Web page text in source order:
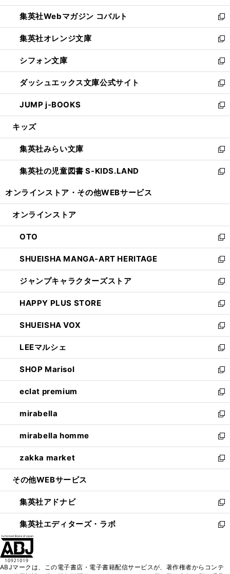
開
く
ウ
で
開
く
ン
ド
ウ
で
開
く
ウ
ィ
ン
ド
ウ
で
開
く
集英社Webマガジン コバルト
新
し
い
ウ
ィ
ン
ド
ウ
で
開
集英社オレンジ文庫
新
し
い
ウ
ィ
ン
ド
ウ
開
く
シフォン文庫
新
し
い
ウ
ィ
ン
ウ
で
開
く
ダッシュエックス文庫公式サイト
新
し
い
ウ
ン
ド
ウ
で
JUMP j-BOOKS
新
し
ウ
ィ
ン
ド
開
キッズ
集英社みらい文庫
新
し
い
ン
ウ
で
開
く
集英社の児童図書 S-KIDS.LAND
新
ウ
ン
ド
ウ
で
開
く
オンラインストア・ その他WEBサービス
オンラインストア
OTO
新
し
い
ウ
ィ
ン
ド
ウ
で
開
く
SHUEISHA MANGA-ART HERITAGE
新
し
い
ウ
ィ
ン
ド
ウ
で
開
く
ジャンプキャラクターズストア
新
し
い
ウ
ィ
ン
ド
ウ
で
開
く
HAPPY PLUS STORE
新
し
い
ウ
ィ
ン
ド
ウ
で
開
く
SHUEISHA VOX
新
し
い
ウ
ィ
ン
ド
ウ
で
開
く
LEEマルシェ
新
し
い
ウ
ィ
ン
ド
ウ
で
開
く
SHOP Marisol
新
し
い
ウ
ィ
ン
ド
ウ
で
開
eclat premium
新
し
い
ウ
ィ
ン
ド
ウ
開
く
mirabella
新
し
い
ウ
ィ
ン
ウ
で
開
く
mirabella homme
新
し
い
ウ
ン
ド
ウ
で
zakka market
新
し
ウ
ィ
ン
ド
く
その他WEBサービス
集英社アドナビ
新
し
い
ド
集英社エディターズ・ラボ
新
ィ
ABJマークは、この電子書店・電子書籍配信サービスが、著作権者からコンテ